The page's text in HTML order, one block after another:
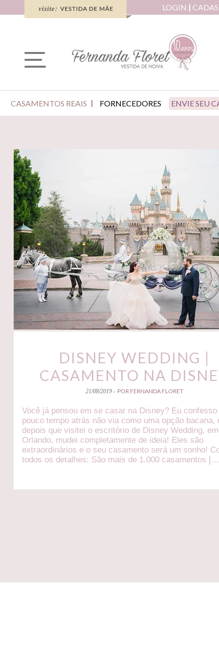
LOGIN
CASAMENTOS REAIS FORNECEDORES ENVIE SEU
DISNEY WEDDING |
CASAMENTO NA
21/08/2019 - POR FERNANDA FLORET
Você já pensou em se casar na Disney? Eu
pouco tempo atrás não via como uma opção bacana,
depois que visitei o escritório de Disney Wedding, em
Orlando, mudei completamente de ideia! Eles são
extraordinários e o seu casamento será um sonho!
todos os detalhes: São mais de 1.000 casamentos